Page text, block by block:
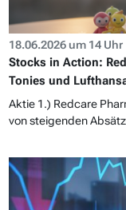
18.06.2026 um 14 Uhr
Stocks in Action:
Tonies und
Aktie 1.) Redcare
von steigenden